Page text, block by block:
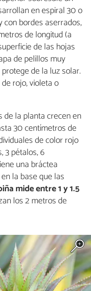
en espiral 30 o
con bordes aserrados,
de longitud (a
de las hojas
de pelillos muy
de la luz solar.
rojo, violeta o
de la planta crecen en
30 centímetros de
de color rojo
3 pétalos, 6
una bráctea
la base que las
mide entre 1 y 1.5
los 2 metros de